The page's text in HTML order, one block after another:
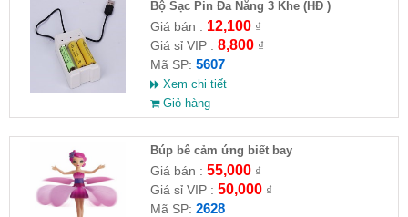
Bộ Sạc Pin Đa Năng 3 Khe (HĐ )
Giá bán : 12,100₫
Giá sỉ VIP : 8,800₫
Mã SP: 5607
Xem chi tiết
Giỏ hàng
​Búp bê cảm ứng biết bay
Giá bán : 55,000₫
Giá sỉ VIP : 50,000₫
Mã SP: 2628